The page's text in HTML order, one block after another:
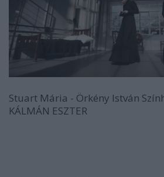
Stuart Mária - Örkény István
KÁLMÁN ESZTER